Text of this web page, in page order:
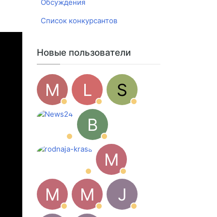
Обсуждения
Список конкурсантов
Новые пользователи
M L
S
B
M
M
M
J